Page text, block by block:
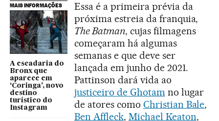
MAIS INFORMAÇÕES
A escadaria do
Bronx que
aparece em
‘Coringa’, novo
destino
turístico do
Instagram
Essa é a primeira prévia da
próxima estreia da franquia,
The Batman, cujas filmagens
começaram há algumas
semanas e que deve ser
lançada em junho de 2021.
Pattinson dará vida ao
justiceiro de Ghotamno lugar
de atores como Christian Bale,
Ben Affleck, Michael Keaton,